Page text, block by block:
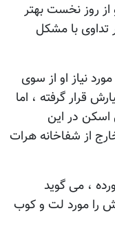
روز نخست بهتر
تداوی با مشکل
نیاز او از سوی
قرار گرفته ، اما
در این
از شفاخانه هرات
، می گوید
را مورد لت و کوب